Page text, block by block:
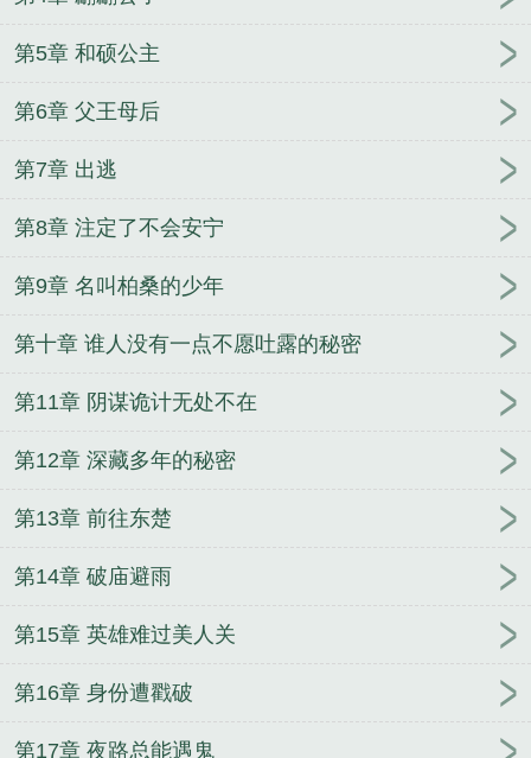
第5章 和硕公主
第6章 父王母后
第7章 出逃
第8章 注定了不会安宁
第9章 名叫柏桑的少年
第十章 谁人没有一点不愿吐露的秘密
第11章 阴谋诡计无处不在
第12章 深藏多年的秘密
第13章 前往东楚
第14章 破庙避雨
第15章 英雄难过美人关
第16章 身份遭戳破
第17章 夜路总能遇鬼